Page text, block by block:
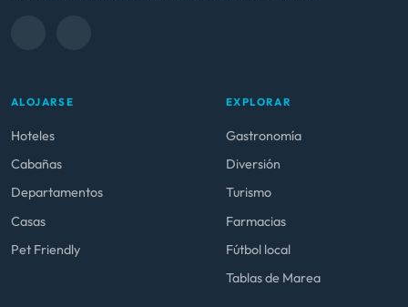
ALOJARSE
Hoteles
Cabañas
Departamentos
Casas
Pet Friendly
EXPLORAR
Gastronomía
Diversión
Turismo
Farmacias
Fútbol local
Tablas de Marea